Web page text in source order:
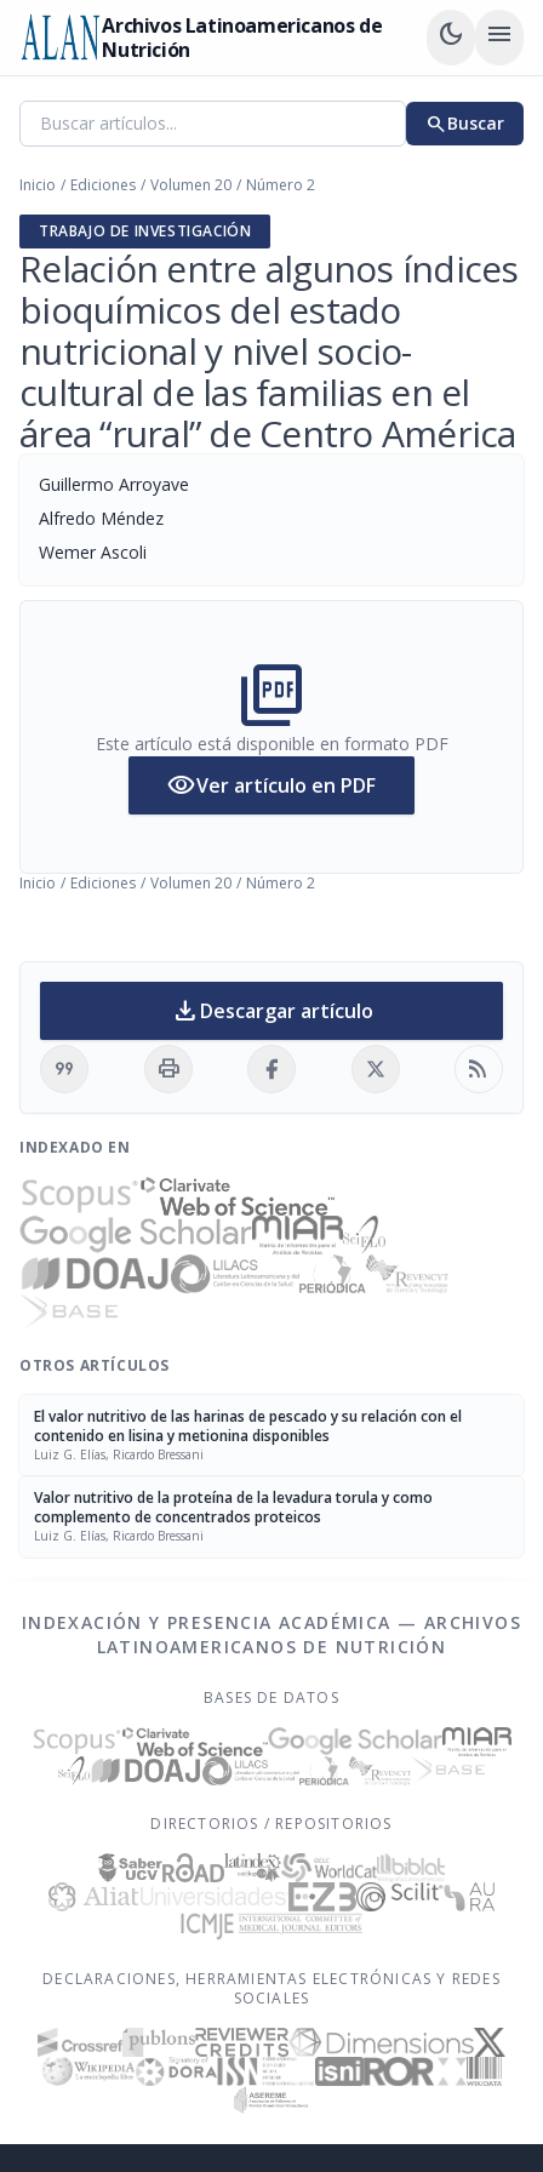
Archivos Latinoamericanos de
Nutrición
dark_mode menu
searchBuscar
Inicio / Ediciones / Volumen 20 / Número 2
TRABAJO DE INVESTIGACIÓN
Relación entre algunos índices
bioquímicos del estado
nutricional y nivel socio-
cultural de las familias en el
área “rural” de Centro América
Guillermo Arroyave
Alfredo Méndez
Wemer Ascoli
picture_as_pdf
Este artículo está disponible en formato PDF
visibilityVer artículo en PDF
Inicio / Ediciones / Volumen 20 / Número 2
download Descargar artículo
format_quote print rss_feed
INDEXADO EN
OTROS ARTÍCULOS
El valor nutritivo de las harinas de pescado y su relación con el
contenido en lisina y metionina disponibles
Luiz G. Elías, Ricardo Bressani
Valor nutritivo de la proteína de la levadura torula y como
complemento de concentrados proteicos
Luiz G. Elías, Ricardo Bressani
INDEXACIÓN Y PRESENCIA ACADÉMICA — ARCHIVOS
LATINOAMERICANOS DE NUTRICIÓN
BASES DE DATOS
DIRECTORIOS / REPOSITORIOS
DECLARACIONES, HERRAMIENTAS ELECTRÓNICAS Y REDES
SOCIALES